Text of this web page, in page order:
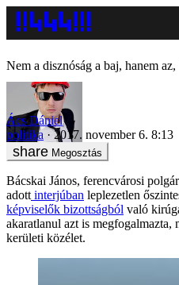
Nem a disznóság a baj, hanem
Ács Dániel
politika
2017. november 6. 8:13
Megosztás
Bácskai János, ferencvárosi
adott interjúban leplezetlen
képviselők bizottságból való
akaratlanul azt is
kerületi közélet.